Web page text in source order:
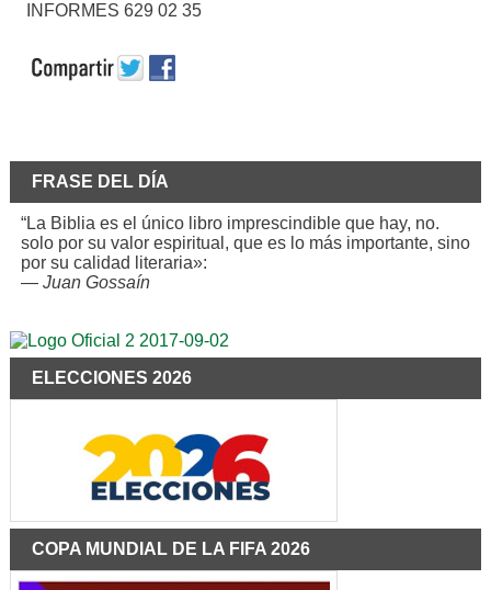
INFORMES 629 02 35
FRASE DEL DÍA
“La Biblia es el único libro imprescindible que hay, no.
solo por su valor espiritual, que es lo más importante, sino
por su calidad literaria»:
— Juan Gossaín
ELECCIONES 2026
COPA MUNDIAL DE LA FIFA 2026